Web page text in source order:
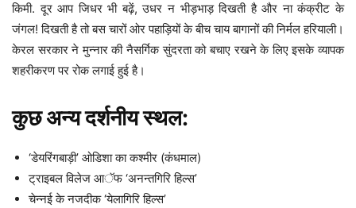
किमी. दूर आप जिधर भी बढ़ें, उधर न भीड़भाड़ दिखती है और ना कंक्रीट के
जंगल! दिखती है तो बस चारों ओर पहाड़ियों के बीच चाय बागानों की निर्मल हरियाली।
केरल सरकार ने मुन्नार की नैसर्गिक सुंदरता को बचाए रखने के लिए इसके व्यापक
शहरीकरण पर रोक लगाई हुई है।
कुछ अन्य दर्शनीय स्थल:
‘डेयरिंगबाड़ी’ ओडिशा का कश्मीर (कंधमाल)
ट्राइबल विलेज आॅफ ‘अनन्तगिरि हिल्स’
चेन्नई के नजदीक ‘येलागिरि हिल्स’